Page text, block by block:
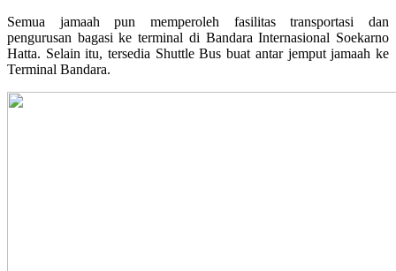
Semua jamaah pun memperoleh fasilitas transportasi dan
pengurusan bagasi ke terminal di Bandara Internasional Soekarno
Hatta. Selain itu, tersedia Shuttle Bus buat antar jemput jamaah ke
Terminal Bandara.